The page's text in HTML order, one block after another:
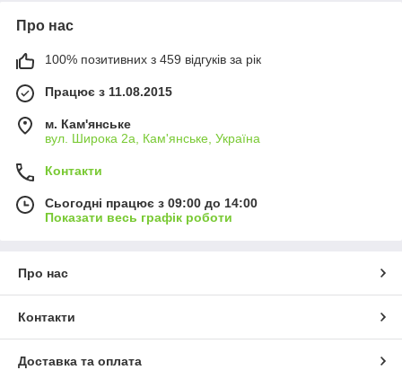
Про нас
100% позитивних з 459 відгуків за рік
Працює з 11.08.2015
м. Кам'янське
вул. Широка 2а, Кам'янське, Україна
Контакти
Сьогодні працює з 09:00 до 14:00
Показати весь графік роботи
Про нас
Контакти
Доставка та оплата